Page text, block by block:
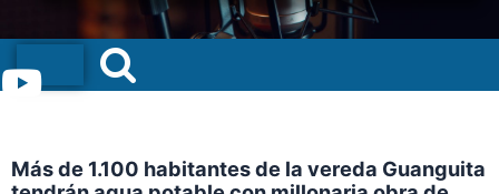
Menu
Más de 1.100 habitantes de la vereda Guanguita